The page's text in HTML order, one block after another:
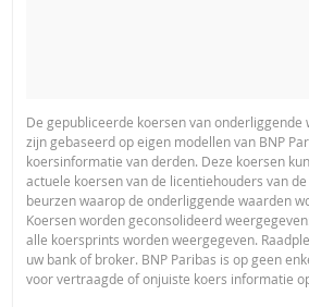
De gepubliceerde koersen van onderliggende
zijn gebaseerd op eigen modellen van BNP
koersinformatie van derden. Deze koersen
actuele koersen van de licentiehouders van
beurzen waarop de onderliggende waarden
Koersen worden geconsolideerd
alle koersprints worden weergegeven.
uw bank of broker. BNP Paribas is op geen
voor vertraagde of onjuiste koers informatie